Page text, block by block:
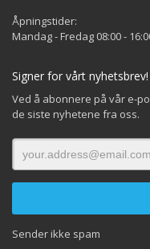
Åpningstider:
Mandag - Fredag 08:00 -
Signer for vårt nyhetsbrev!
Ved å abonnere på vår e-
de siste nyhetene fra oss.
Sender ikke spam